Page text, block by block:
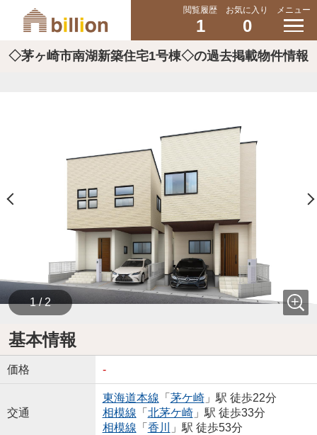
閲覧履歴
1
お気に入り
0
メニュー
◇茅ヶ崎市南湖新築住宅1号棟◇の過去掲載物件情報
1 / 2
基本情報
価格 -
交通
東海道本線 「 茅ケ崎」駅 徒歩22分
相模線 「 北茅ケ崎」駅 徒歩33分
相模線 「 香川 」駅 徒歩53分